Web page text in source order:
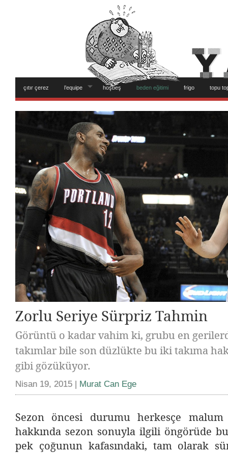
çıtır çerez l’equipe hoşbeş beden eğitimi frigo topu
Zorlu Seriye Sürpriz Tahmin
Görüntü o kadar vahim ki, grubu en
takımlar bile son düzlükte bu iki takıma
gibi gözüküyor.
Nisan 19, 2015 | Murat Can Ege
Sezon öncesi durumu herkesçe malum
hakkında sezon sonuyla ilgili öngörüde
pek çoğunun kafasındaki, tam olarak